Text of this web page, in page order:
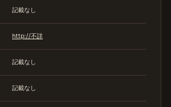
記載なし
http://不詳
記載なし
記載なし